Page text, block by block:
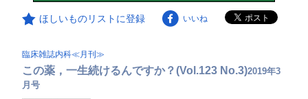
ほしいものリストに登録 いいね
臨床雑誌内科≪月刊≫
この薬，一生続けるんですか？(Vol.123 No.3)2019年3
月号